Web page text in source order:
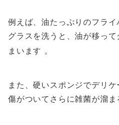
例えば、油たっぷりのフラ
グラスを洗うと、油が移っ
まいます 。
また、硬いスポンジでデリケ
傷がついてさらに雑菌が溜ま